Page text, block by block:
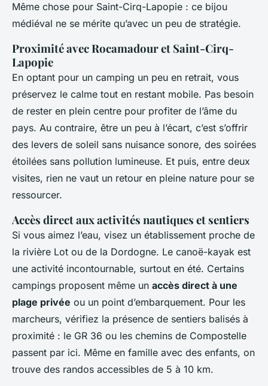
Même chose pour Saint-Cirq-Lapopie : ce bijou
médiéval ne se mérite qu’avec un peu de stratégie.
Proximité avec Rocamadour et Saint-Cirq-
Lapopie
En optant pour un camping un peu en retrait, vous
préservez le calme tout en restant mobile. Pas besoin
de rester en plein centre pour profiter de l’âme du
pays. Au contraire, être un peu à l’écart, c’est s’offrir
des levers de soleil sans nuisance sonore, des soirées
étoilées sans pollution lumineuse. Et puis, entre deux
visites, rien ne vaut un retour en pleine nature pour se
ressourcer.
Accès direct aux activités nautiques et sentiers
Si vous aimez l’eau, visez un établissement proche de
la rivière Lot ou de la Dordogne. Le canoë-kayak est
une activité incontournable, surtout en été. Certains
campings proposent même un accès direct à une
plage privée ou un point d’embarquement. Pour les
marcheurs, vérifiez la présence de sentiers balisés à
proximité : le GR 36 ou les chemins de Compostelle
passent par ici. Même en famille avec des enfants, on
trouve des randos accessibles de 5 à 10 km.